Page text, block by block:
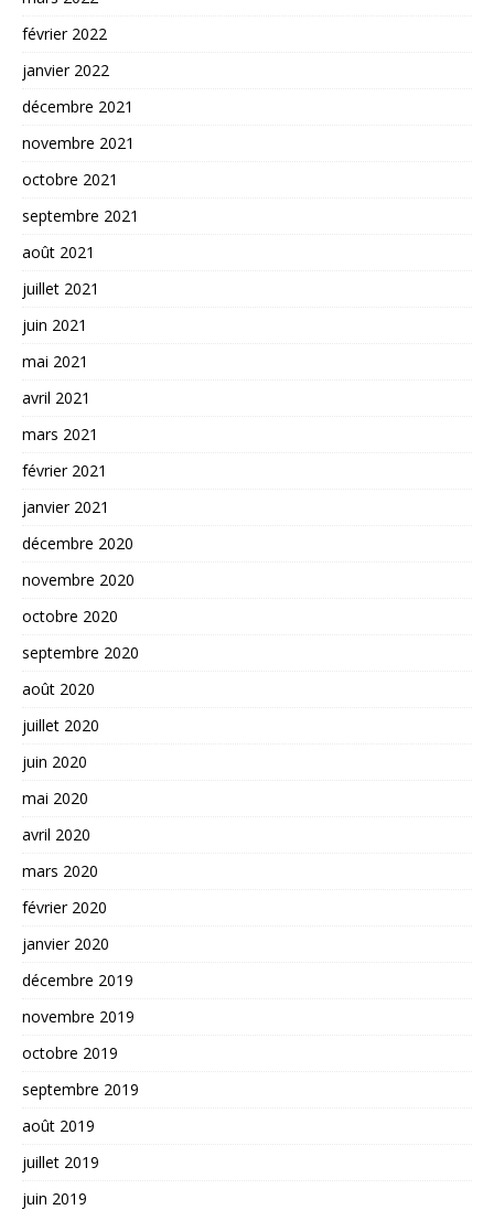
février 2022
janvier 2022
décembre 2021
novembre 2021
octobre 2021
septembre 2021
août 2021
juillet 2021
juin 2021
mai 2021
avril 2021
mars 2021
février 2021
janvier 2021
décembre 2020
novembre 2020
octobre 2020
septembre 2020
août 2020
juillet 2020
juin 2020
mai 2020
avril 2020
mars 2020
février 2020
janvier 2020
décembre 2019
novembre 2019
octobre 2019
septembre 2019
août 2019
juillet 2019
juin 2019